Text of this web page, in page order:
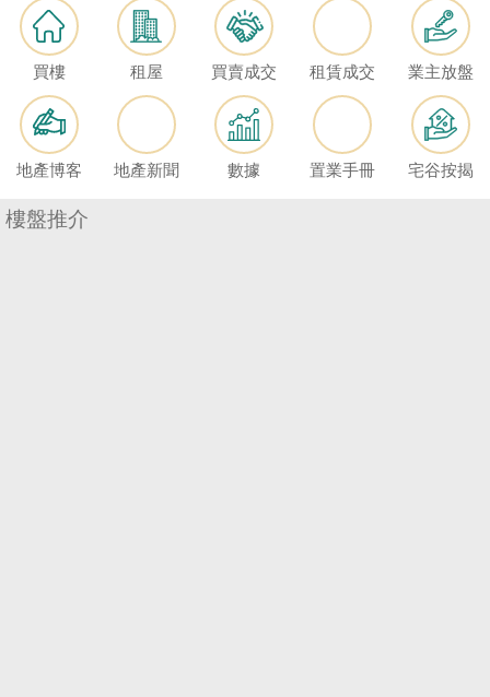
宅
谷
按
揭
地
產
買樓 租屋 買賣成交 租賃成交 業主放盤
地產博客 地產新聞 數據 置業手冊 宅谷按揭
樓盤推介